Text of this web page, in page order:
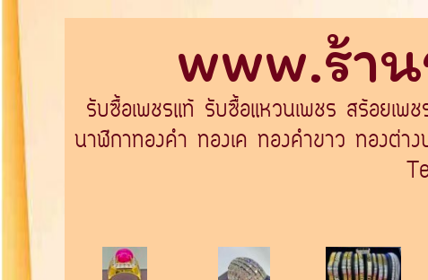
www.ร้า
รับซื้อเพชรแท้ รับซื้อแหวนเพชร สร้อยเพ
นาฬิกาทองคำ ทองเค ทองคำขาว ทองต่าง